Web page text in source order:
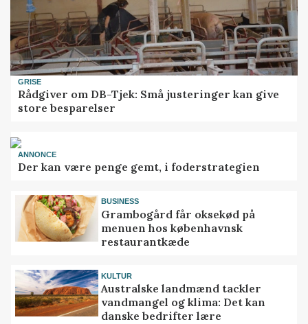
GRISE
Rådgiver om DB-Tjek: Små justeringer kan give
store besparelser
ANNONCE
Der kan være penge gemt, i foderstrategien
BUSINESS
Grambogård får oksekød på
menuen hos københavnsk
restaurantkæde
KULTUR
Australske landmænd tackler
vandmangel og klima: Det kan
danske bedrifter lære